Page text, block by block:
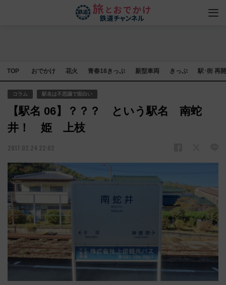
TOP おでかけ 花火 青春18きっぷ 新型車両 きっぷ 駅･街 再
コラム 駅名は不思議で面白い
【駅名 06】？？？ という駅名 南蛇
井！ 姫 上枝
2017.02.24 22:02